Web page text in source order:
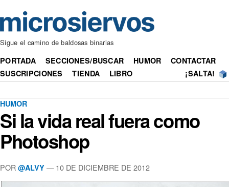
Sigue el camino de baldosas binarias
PORTADA SECCIONES/BUSCAR HUMOR
CONTACTAR
SUSCRIPCIONES
TIENDA LIBRO ¡SALTA!
HUMOR
Si la vida real fuera como
Photoshop
POR @ALVY — 10 DE DICIEMBRE DE 2012